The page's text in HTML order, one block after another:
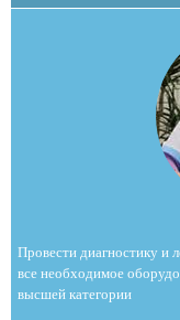
Провести диагностику и
все необходимое
высшей категории